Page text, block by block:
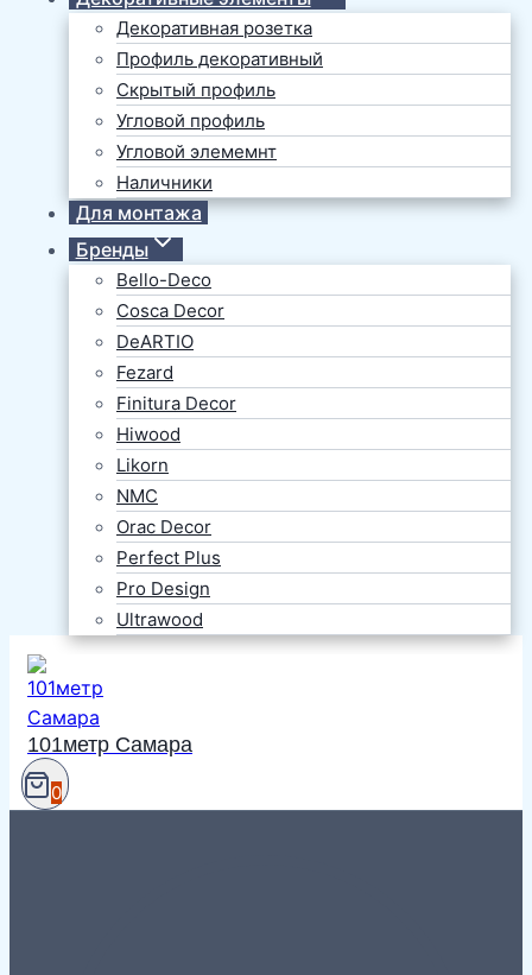
Декоративная розетка
Профиль декоративный
Скрытый профиль
Угловой профиль
Угловой элемемнт
Наличники
Для монтажа
Бренды
Bello-Deco
Cosca Decor
DeARTIO
Fezard
Finitura Decor
Hiwood
Likorn
NMC
Orac Decor
Perfect Plus
Pro Design
Ultrawood
101метр Самара
0